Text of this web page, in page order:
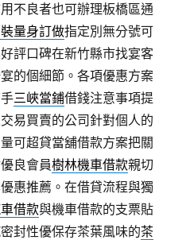
不良者也可辦理板橋區通
量身訂做指定別無分號可
評口碑在新竹縣市找宴客
的個細節。各項優惠方案
三峽當鋪借錢注意事項提
易買賣的公司針對個人的
可超貸當舖借款方案把關
良會員樹林機車借款親切
惠推薦。在借貸流程與獨
借款與機車借款的支票貼
封性優保存茶葉風味的茶